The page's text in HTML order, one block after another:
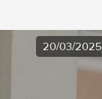
20/03/2025